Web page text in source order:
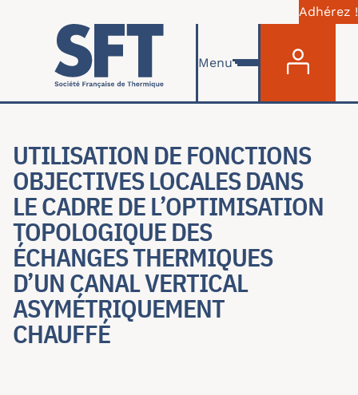
Aller au contenu principal
Adhérez !
Menu
UTILISATION DE FONCTIONS
OBJECTIVES LOCALES DANS
LE CADRE DE L’OPTIMISATION
TOPOLOGIQUE DES
ÉCHANGES THERMIQUES
D’UN CANAL VERTICAL
ASYMÉTRIQUEMENT
CHAUFFÉ